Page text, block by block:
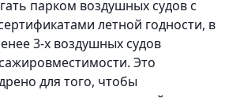
парком воздушных судов с
летной годности, в
3-х воздушных судов
Это
для того, чтобы